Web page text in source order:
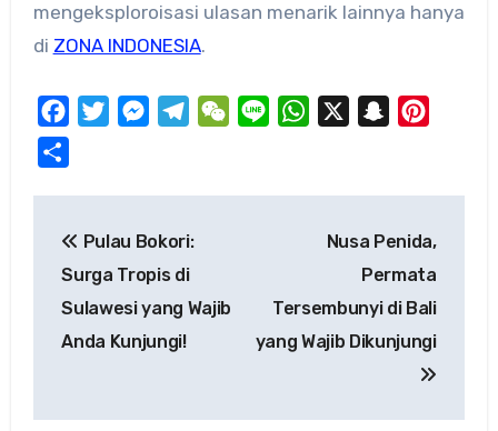
mengeksploroisasi ulasan menarik lainnya hanya
di ZONA INDONESIA.
FacebookTwitterMessengerTelegramWeChat
Line WhatsApp Snapchat
navigation
Pulau Bokori:
Surga Tropis di
Sulawesi yang Wajib
Anda Kunjungi!
Nusa Penida,
Permata
Tersembunyi di Bali
yang Wajib Dikunjungi